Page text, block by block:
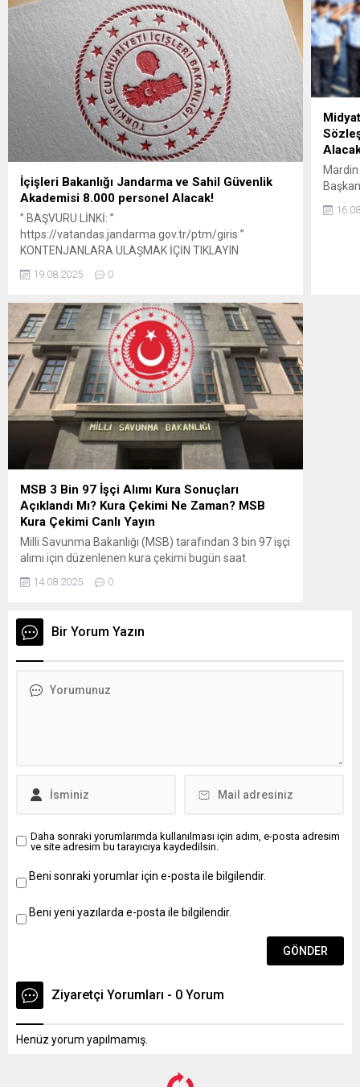
Eylül
İçişleri Bakanlığı Jandarma ve Sahil Güvenlik
Akademisi 8.000 personel Alacak!
” BAŞVURU LİNKİ: ”
https://vatandas.jandarma.gov.tr/ptm/giris ”
KONTENJANLARA ULAŞMAK İÇİN TIKLAYIN
19.08.2025 0
atama
MSB 3 Bin 97 İşçi Alımı Kura Sonuçları
Açıklandı Mı? Kura Çekimi Ne Zaman? MSB
Kura Çekimi Canlı Yayın
Milli Savunma Bakanlığı (MSB) tarafından 3 bin 97 işçi
alımı için düzenlenen kura çekimi bugün saat
sonuçlarını öğrenmek isteyen adaylar, sorgulama
personeltemin.msb.gov.tr adresinden yapabilecek. ”
MSB 3097 İŞÇİ ALIMI KADRO DAĞILIMI 2025 Şoför,
14.08.2025 0
Bir Yorum Yazın
Daha sonraki yorumlarımda kullanılması için adım, e-posta adresim
ve site adresim bu tarayıcıya kaydedilsin.
Beni sonraki yorumlar için e-posta ile bilgilendir.
Beni yeni yazılarda e-posta ile bilgilendir.
Ziyaretçi Yorumları - 0 Yorum
Henüz yorum yapılmamış.